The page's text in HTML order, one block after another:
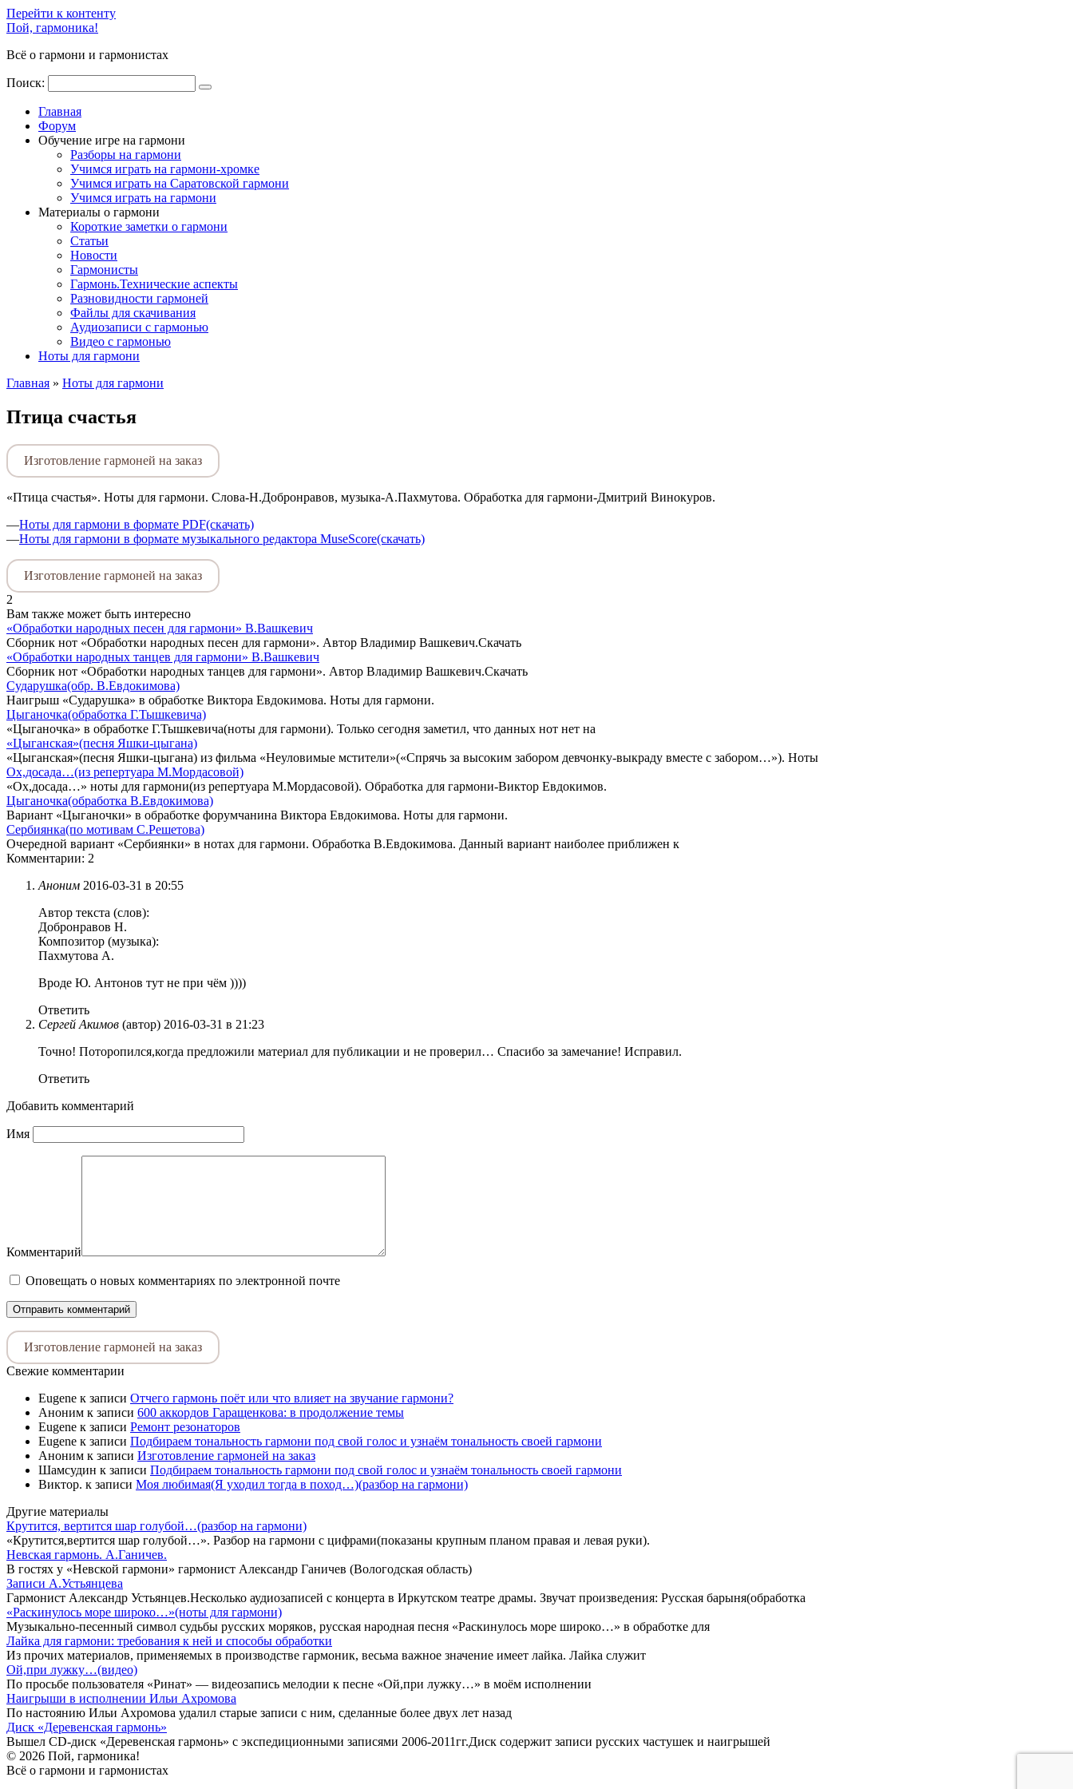
Перейти к контенту
Пой, гармоника!
Всё о гармони и гармонистах
Поиск:
Главная
Форум
Обучение игре на гармони
Разборы на гармони
Учимся играть на гармони-хромке
Учимся играть на Саратовской гармони
Учимся играть на гармони
Материалы о гармони
Короткие заметки о гармони
Cтатьи
Новости
Гармонисты
Гармонь.Технические аспекты
Разновидности гармоней
Файлы для скачивания
Аудиозаписи с гармонью
Видео с гармонью
Ноты для гармони
Главная » Ноты для гармони
Птица счастья
Изготовление гармоней на заказ
«Птица счастья». Ноты для гармони. Слова-Н.Добронравов, музыка-А.Пахмутова. Обработка для гармони-Дмитрий Винокуров.
—Ноты для гармони в формате PDF(скачать)
—Ноты для гармони в формате музыкального редактора MuseScore(скачать)
Изготовление гармоней на заказ
2
Вам также может быть интересно
«Обработки народных песен для гармони» В.Вашкевич
Сборник нот «Обработки народных песен для гармони». Автор Владимир Вашкевич.Скачать
«Обработки народных танцев для гармони» В.Вашкевич
Сборник нот «Обработки народных танцев для гармони». Автор Владимир Вашкевич.Скачать
Сударушка(обр. В.Евдокимова)
Наигрыш «Сударушка» в обработке Виктора Евдокимова. Ноты для гармони.
Цыганочка(обработка Г.Тышкевича)
«Цыганочка» в обработке Г.Тышкевича(ноты для гармони). Только сегодня заметил, что данных нот нет на
«Цыганская»(песня Яшки-цыгана)
«Цыганская»(песня Яшки-цыгана) из фильма «Неуловимые мстители»(«Спрячь за высоким забором девчонку-выкраду вместе с забором…»). Ноты
Ох,досада…(из репертуара М.Мордасовой)
«Ох,досада…» ноты для гармони(из репертуара М.Мордасовой). Обработка для гармони-Виктор Евдокимов.
Цыганочка(обработка В.Евдокимова)
Вариант «Цыганочки» в обработке форумчанина Виктора Евдокимова. Ноты для гармони.
Сербиянка(по мотивам С.Решетова)
Очередной вариант «Сербиянки» в нотах для гармони. Обработка В.Евдокимова. Данный вариант наиболее приближен к
Комментарии: 2
Аноним 2016-03-31 в 20:55
Автор текста (слов):
Добронравов Н.
Композитор (музыка):
Пахмутова А.
Вроде Ю. Антонов тут не при чём ))))
Ответить
Сергей Акимов (автор) 2016-03-31 в 21:23
Точно! Поторопился,когда предложили материал для публикации и не проверил… Спасибо за замечание! Исправил.
Ответить
Добавить комментарий
Имя
Комментарий
Оповещать о новых комментариях по электронной почте
Изготовление гармоней на заказ
Свежие комментарии
Eugene к записи Отчего гармонь поёт или что влияет на звучание гармони?
Аноним к записи 600 аккордов Гаращенкова: в продолжение темы
Eugene к записи Ремонт резонаторов
Eugene к записи Подбираем тональность гармони под свой голос и узнаём тональность своей гармони
Аноним к записи Изготовление гармоней на заказ
Шамсудин к записи Подбираем тональность гармони под свой голос и узнаём тональность своей гармони
Виктор. к записи Моя любимая(Я уходил тогда в поход…)(разбор на гармони)
Другие материалы
Крутится, вертится шар голубой…(разбор на гармони)
«Крутится,вертится шар голубой…». Разбор на гармони с цифрами(показаны крупным планом правая и левая руки).
Невская гармонь. А.Ганичев.
В гостях у «Невской гармони» гармонист Александр Ганичев (Вологодская область)
Записи А.Устьянцева
Гармонист Александр Устьянцев.Несколько аудиозаписей с концерта в Иркутском театре драмы. Звучат произведения: Русская барыня(обработка
«Раскинулось море широко…»(ноты для гармони)
Музыкально-песенный символ судьбы русских моряков, русская народная песня «Раскинулось море широко…» в обработке для
Лайка для гармони: требования к ней и способы обработки
Из прочих материалов, применяемых в производстве гармоник, весьма важное значение имеет лайка. Лайка служит
Ой,при лужку…(видео)
По просьбе пользователя «Ринат» — видеозапись мелодии к песне «Ой,при лужку…» в моём исполнении
Наигрыши в исполнении Ильи Ахромова
По настоянию Ильи Ахромова удалил старые записи с ним, сделанные более двух лет назад
Диск «Деревенская гармонь»
Вышел CD-диск «Деревенская гармонь» с экспедиционными записями 2006-2011гг.Диск содержит записи русских частушек и наигрышей
© 2026 Пой, гармоника!
Всё о гармони и гармонистах